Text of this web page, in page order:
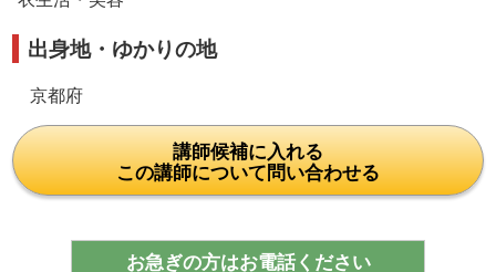
出身地・ゆかりの地
京都府
講師候補に入れる
この講師について問い合わせる
お急ぎの方はお電話ください